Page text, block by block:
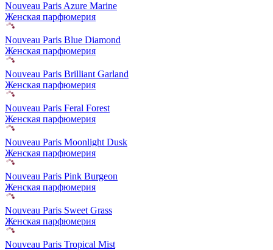
Nouveau Paris Azure Marine
Женская парфюмерия
Nouveau Paris Blue Diamond
Женская парфюмерия
Nouveau Paris Brilliant Garland
Женская парфюмерия
Nouveau Paris Feral Forest
Женская парфюмерия
Nouveau Paris Moonlight Dusk
Женская парфюмерия
Nouveau Paris Pink Burgeon
Женская парфюмерия
Nouveau Paris Sweet Grass
Женская парфюмерия
Nouveau Paris Tropical Mist